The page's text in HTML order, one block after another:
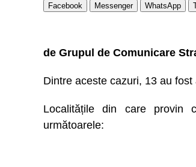
Facebook Messenger WhatsApp
de Grupul de Comunicare
Dintre aceste cazuri, 13 au
Localitățile din care provin
următoarele: